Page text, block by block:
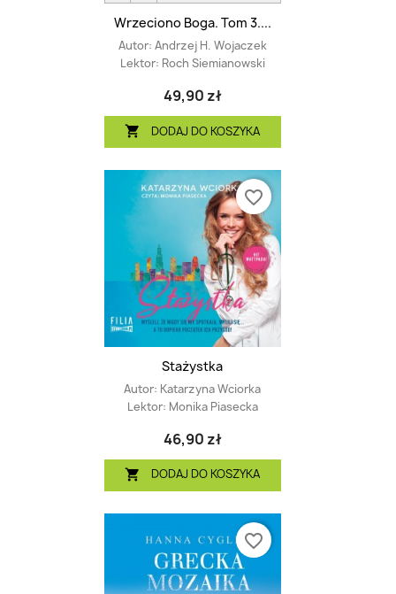
Wrzeciono Boga. Tom 3....
Autor: Andrzej H. Wojaczek
Lektor: Roch Siemianowski
49,90 zł
 DODAJ DO KOSZYKA
Stażystka
Autor: Katarzyna Wciorka
Lektor: Monika Piasecka
46,90 zł
 DODAJ DO KOSZYKA
favorite_border
favorite_border